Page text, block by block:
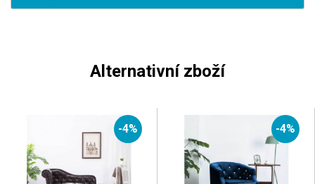
Alternativní zboží
-4% -4%